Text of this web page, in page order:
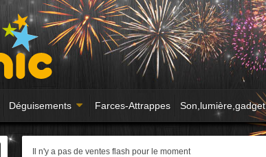
Déguisements Farces-Attrappes Son,lumière,gadget
Il n'y a pas de ventes flash pour le moment